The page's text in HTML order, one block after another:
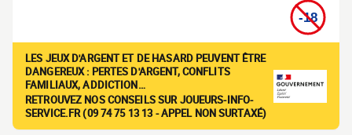
LES JEUX D'ARGENT ET DE HASARD PEUVENT ÊTRE
DANGEREUX : PERTES D'ARGENT, CONFLITS
FAMILIAUX, ADDICTION…
RETROUVEZ NOS CONSEILS SUR JOUEURS-INFO-
SERVICE.FR (09 74 75 13 13 - APPEL NON SURTAXÉ)